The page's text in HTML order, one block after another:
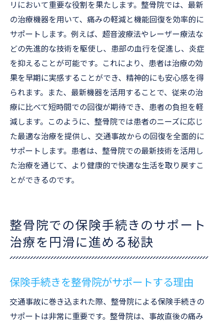
リにおいて重要な役割を果たします。整骨院では、最新
の治療機器を用いて、痛みの軽減と機能回復を効率的に
サポートします。例えば、超音波療法やレーザー療法な
どの先進的な技術を駆使し、患部の血行を促進し、炎症
を抑えることが可能です。これにより、患者は治療の効
果を早期に実感することができ、精神的にも安心感を得
られます。また、最新機器を活用することで、従来の治
療に比べて短時間での回復が期待でき、患者の負担を軽
減します。このように、整骨院では患者のニーズに応じ
た最適な治療を提供し、交通事故からの回復を全面的に
サポートします。患者は、整骨院での最新技術を活用し
た治療を通じて、より健康的で快適な生活を取り戻すこ
とができるのです。
整骨院での保険手続きのサポート
治療を円滑に進める秘訣
保険手続きを整骨院がサポートする理由
交通事故に巻き込まれた際、整骨院による保険手続きの
サポートは非常に重要です。整骨院は、事故直後の痛み